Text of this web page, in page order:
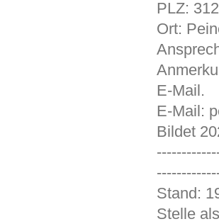
PLZ:
Ort:
E-Mail.
E-Mail:
Bildet
Stand:
Stelle